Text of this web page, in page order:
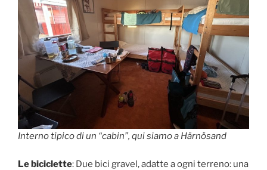
Interno tipico di un “cabin”, qui siamo a Härnösand
Le biciclette: Due bici gravel, adatte a ogni terreno: una